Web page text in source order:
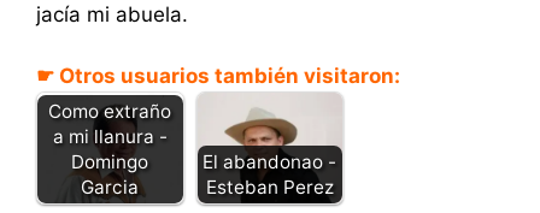
jacía mi abuela.
☛ Otros usuarios también visitaron:
Como extraño
a mi llanura -
Domingo
Garcia
El abandonao -
Esteban Perez